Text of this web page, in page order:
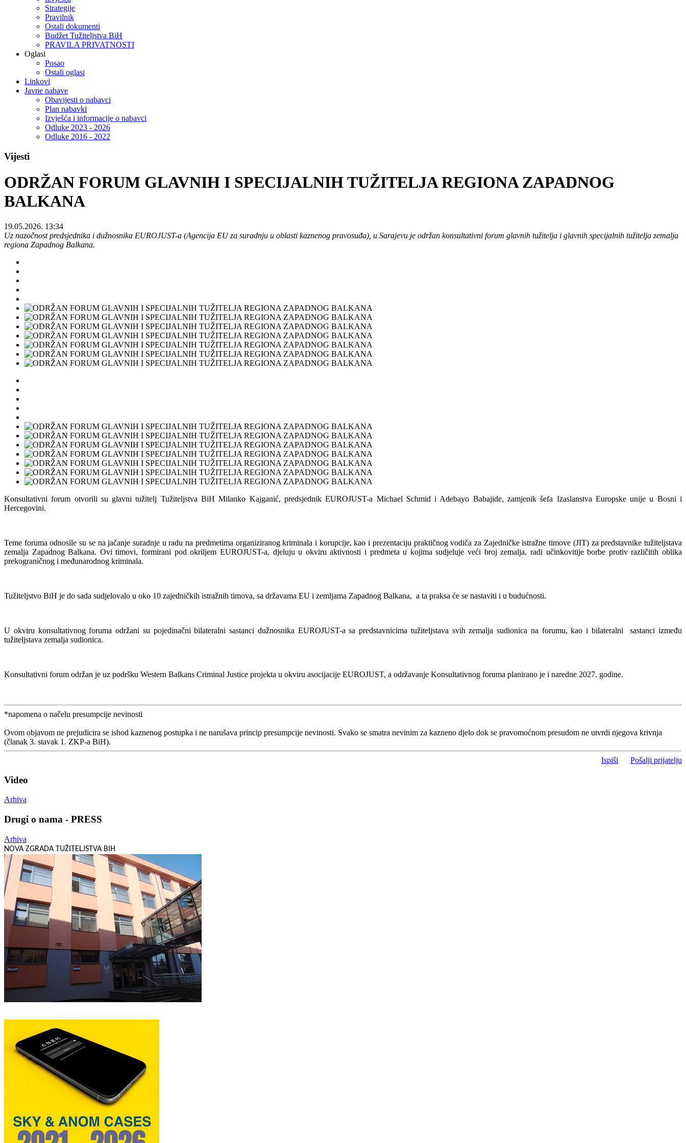
Strategije
Pravilnik
Ostali dokumenti
Budžet Tužiteljstva BiH
PRAVILA PRIVATNOSTI
Oglasi
Posao
Ostali oglasi
Linkovi
Javne nabave
Obavijesti o nabavci
Plan nabavki
Izvješća i informacije o nabavci
Odluke 2023 - 2026
Odluke 2016 - 2022
Vijesti
ODRŽAN FORUM GLAVNIH I SPECIJALNIH TUŽITELJA REGIONA ZAPADNOG
BALKANA
19.05.2026. 13:34
Uz nazočnost predsjednika i dužnosnika EUROJUST-a (Agencija EU za suradnju u oblasti kaznenog pravosuđa), u Sarajevu je održan konsultativni forum glavnih tužitelja i glavnih specijalnih tužitelja zemalja
regiona Zapadnog Balkana.
Konsultativni forum otvorili su glavni tužitelj Tužiteljstva BiH Milanko Kajganić, predsjednik EUROJUST-a Michael Schmid i Adebayo Babajide, zamjenik šefa Izaslanstva Europske unije u Bosni i
Hercegovini.
Teme foruma odnosile su se na jačanje suradnje u radu na predmetima organiziranog kriminala i korupcije, kao i prezentaciju praktičnog vodiča za Zajedničke istražne timove (JIT) za predstavnike tužiteljstava
zemalja Zapadnog Balkana. Ovi timovi, formirani pod okriljem EUROJUST-a, djeluju u okviru aktivnosti i predmeta u kojima sudjeluje veći broj zemalja, radi učinkovitije borbe protiv različitih oblika
prekograničnog i međunarodnog kriminala.
Tužiteljstvo BiH je do sada sudjelovalo u oko 10 zajedničkih istražnih timova, sa državama EU i zemljama Zapadnog Balkana, a ta praksa će se nastaviti i u budućnosti.
U okviru konsultativnog foruma održani su pojedinačni bilateralni sastanci dužnosnika EUROJUST-a sa predstavnicima tužiteljstava svih zemalja sudionica na forumu, kao i bilateralni sastanci između
tužiteljstava zemalja sudionica.
Konsultativni forum održan je uz podršku Western Balkans Criminal Justice projekta u okviru asocijacije EUROJUST, a održavanje Konsultativnog foruma planirano je i naredne 2027. godine.
*napomena o načelu presumpcije nevinosti
Ovom objavom ne prejudicira se ishod kaznenog postupka i ne narušava princip presumpcije nevinosti. Svako se smatra nevinim za kazneno djelo dok se pravomoćnom presudom ne utvrdi njegova krivnja
(članak 3. stavak 1. ZKP-a BiH).
Ispiši Pošalji prijatelju
Video
Arhiva
Drugi o nama - PRESS
Arhiva
NOVA ZGRADA TUŽITELJSTVA BIH